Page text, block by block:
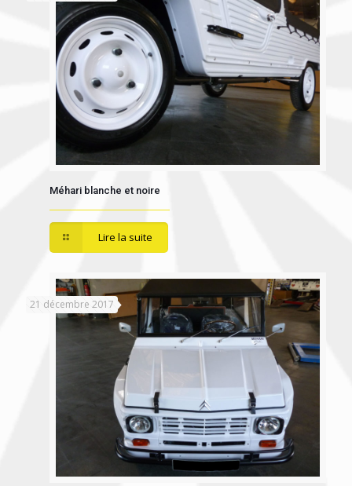
Méhari blanche et noire
Lire la suite
21 décembre 2017